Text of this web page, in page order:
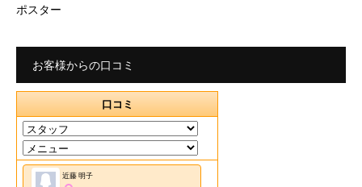
ポスター
お客様からの口コミ